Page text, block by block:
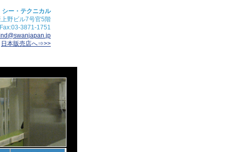
ー・テクニカル
野ビル7号官5階
3871-1751
日本販売店へ⇒>>